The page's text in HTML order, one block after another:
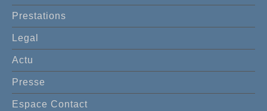
Prestations
Legal
Actu
Presse
Espace Contact